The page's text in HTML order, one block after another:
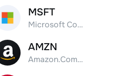
MSFT
Microsoft Corp
AMZN
Amazon.Com Inc